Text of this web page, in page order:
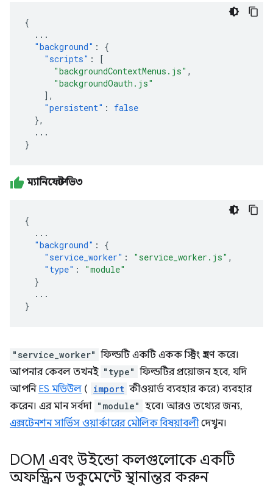
{
...
"background" :
{
"scripts" :
[
"backgroundContextMenus.js" ,
"backgroundOauth.js"
],
"persistent" :
false
},
...
}
ম্যানিফেস্ট ভি৩
{
...
"background" :
{
"service_worker" : "service_worker.js" ,
"type" :
"module"
}
...
}
"service_worker" ফিল্ডটি একটি একক স্ট্রিং গ্রহণ করে।
আপনার কেবল তখনই "type" ফিল্ডটির প্রয়োজন হবে, যদি
আপনি ES মডিউল ( import কীওয়ার্ড ব্যবহার করে) ব্যবহার
করেন। এর মান সর্বদা "module" হবে। আরও তথ্যের জন্য,
এক্সটেনশন সার্ভিস ওয়ার্কারের মৌলিক বিষয়াবলীদেখুন।
DOM এবং উইন্ডো কলগুলোকে একটি
অফস্ক্রিন ডকুমেন্টে স্থানান্তর করুন